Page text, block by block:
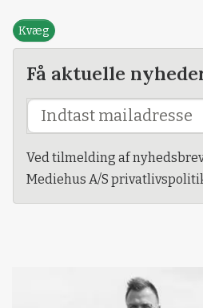
Kvæg
Få aktuelle
Ved tilmelding af
Mediehus A/S